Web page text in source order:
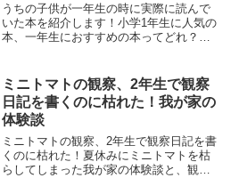
うちの子供が一年生の時に実際に読んで
いた本を紹介します！小学1年生に人気の
本、一年生におすすめの本ってどれ？う
ミニトマトの観察、2年生で観察
日記を書くのに枯れた！我が家の
体験談
ミニトマトの観察、2年生で観察日記を書
くのに枯れた！夏休みにミニトマトを枯
らしてしまった我が家の体験談と、観察